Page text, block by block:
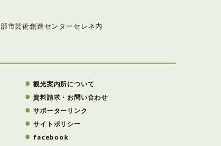
芸術創造センターセレネ内
観光案内所について
資料請求・お問い合わせ
サポーターリンク
サイトポリシー
facebook